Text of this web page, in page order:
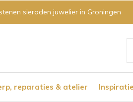
reparaties & atelier Inspiratie
sieraden juwelier in Groningen
de